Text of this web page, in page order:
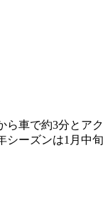
車で約3分と
ーズンは1月中